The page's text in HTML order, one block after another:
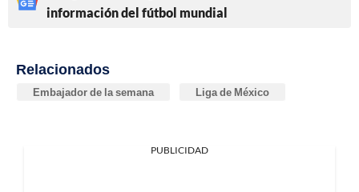
información del fútbol mundial
Relacionados
Embajador de la semana Liga de México
PUBLICIDAD